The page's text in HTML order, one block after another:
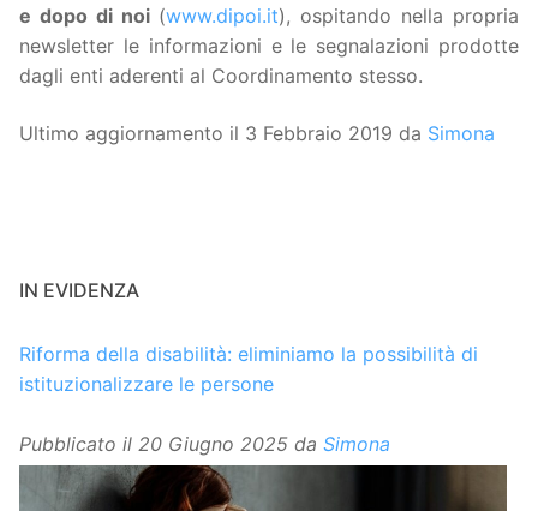
e dopo di noi(www.dipoi.it), ospitando nella propria
newsletter le informazioni e le segnalazioni prodotte
dagli enti aderenti al Coordinamento stesso.
Ultimo aggiornamento il 3 Febbraio 2019 da Simona
IN EVIDENZA
Riforma della disabilità: eliminiamo la possibilità di
istituzionalizzare le persone
Pubblicato il 20 Giugno 2025 da Simona